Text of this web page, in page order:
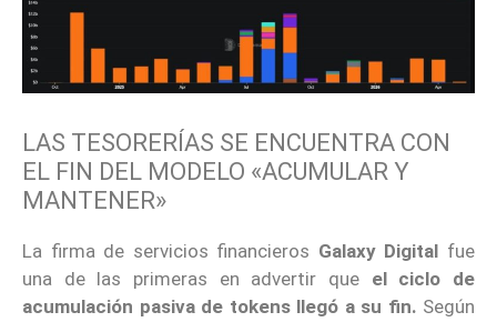
LAS TESORERÍAS SE ENCUENTRA CON
EL FIN DEL MODELO «ACUMULAR Y
MANTENER»
La firma de servicios financieros Galaxy Digital fue
una de las primeras en advertir que el ciclo de
acumulación pasiva de tokens llegó a su fin. Según